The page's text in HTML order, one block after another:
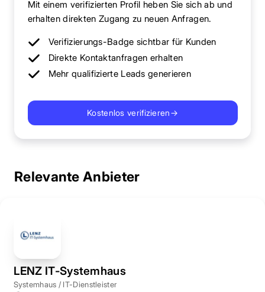
Mit einem verifizierten Profil heben Sie sich ab und
erhalten direkten Zugang zu neuen Anfragen.
Verifizierungs-Badge sichtbar für Kunden
Direkte Kontaktanfragen erhalten
Mehr qualifizierte Leads generieren
Kostenlos verifizieren→
Relevante Anbieter
LENZ IT-Systemhaus
Systemhaus / IT-Dienstleister